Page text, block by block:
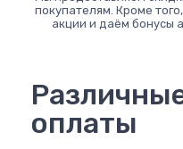
покупателям. Кроме
акции и даём бонусы
оплаты